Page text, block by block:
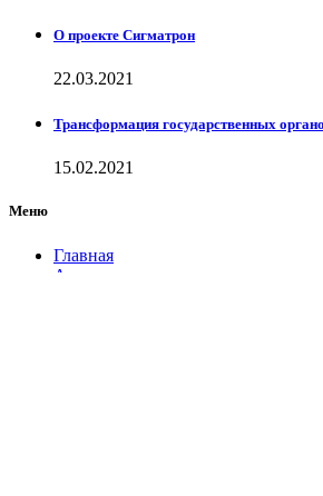
О проекте Сигматрон
22.03.2021
Трансформация государственных
15.02.2021
Меню
Главная
Аврора